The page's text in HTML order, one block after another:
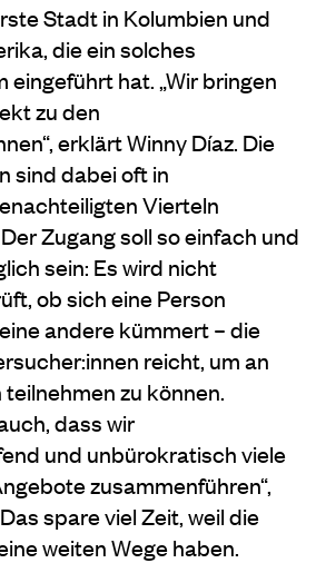
Stadt in Kolumbien und
die ein solches
eingeführt hat. „Wir bringen
zu den
erklärt Winny Díaz. Die
sind dabei oft in
Vierteln
Zugang soll so einfach und
sein: Es wird nicht
ob sich eine Person
andere kümmert – die
reicht, um an
zu können.
dass wir
und unbürokratisch viele
zusammenführen“,
spare viel Zeit, weil die
weiten Wege haben.